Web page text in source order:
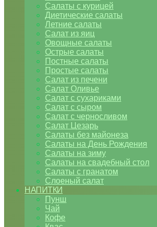
Салаты с курицей
Диетические салаты
Летние салаты
Салат из яиц
Овощные салаты
Острые салаты
Постные салаты
Простые салаты
Салат из печени
Салат Оливье
Салат с сухариками
Салат с сыром
Салат с черносливом
Салат Цезарь
Салаты без майонеза
Салаты на День Рождения
Салаты на зиму
Салаты на свадебный стол
Салаты с гранатом
Слоеный салат
НАПИТКИ
Пунш
Чай
Кофе